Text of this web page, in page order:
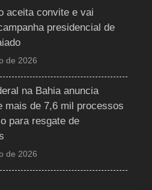
aceita convite e vai
presidencial de
de 2026
na Bahia anuncia
mais de 7,6 mil processos
para resgate de
de 2026